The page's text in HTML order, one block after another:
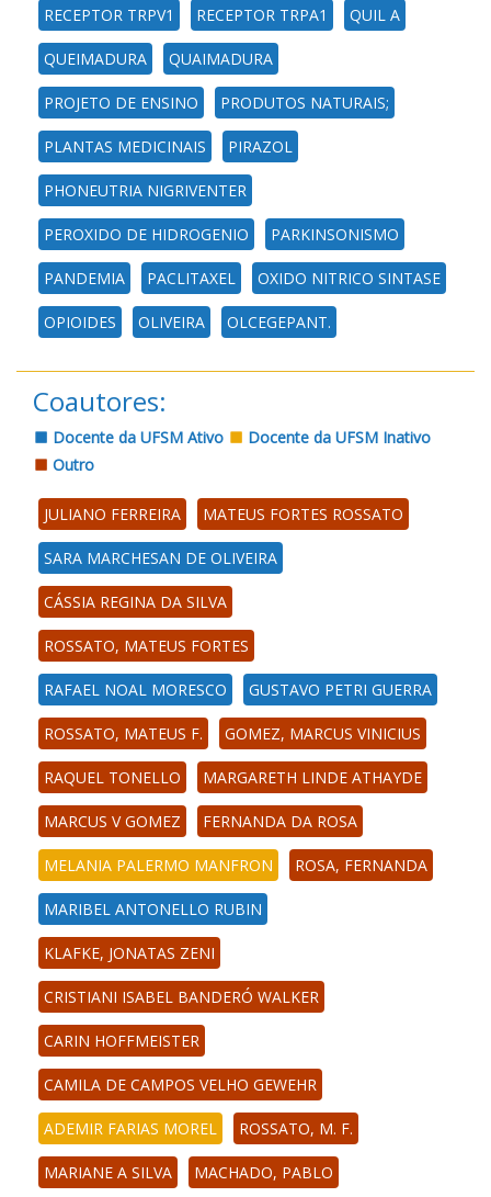
RECEPTOR TRPV1 RECEPTOR TRPA1 QUIL A
QUEIMADURA QUAIMADURA
PROJETO DE ENSINO PRODUTOS NATURAIS;
PLANTAS MEDICINAIS PIRAZOL
PHONEUTRIA NIGRIVENTER
PEROXIDO DE HIDROGENIO PARKINSONISMO
PANDEMIA PACLITAXEL OXIDO NITRICO SINTASE
OPIOIDES OLIVEIRA OLCEGEPANT.
Coautores:
Docente da UFSM Ativo
Docente da UFSM Inativo
Outro
JULIANO FERREIRA MATEUS FORTES ROSSATO
SARA MARCHESAN DE OLIVEIRA
CÁSSIA REGINA DA SILVA
ROSSATO, MATEUS FORTES
RAFAEL NOAL MORESCO GUSTAVO PETRI GUERRA
ROSSATO, MATEUS F. GOMEZ, MARCUS VINICIUS
RAQUEL TONELLO MARGARETH LINDE ATHAYDE
MARCUS V GOMEZ FERNANDA DA ROSA
MELANIA PALERMO MANFRON ROSA, FERNANDA
MARIBEL ANTONELLO RUBIN
KLAFKE, JONATAS ZENI
CRISTIANI ISABEL BANDERÓ WALKER
CARIN HOFFMEISTER
CAMILA DE CAMPOS VELHO GEWEHR
ADEMIR FARIAS MOREL ROSSATO, M. F.
MARIANE A SILVA MACHADO, PABLO